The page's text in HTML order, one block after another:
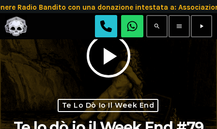
Bandito con una donazione intestata a:
search menu play_arrow
play_arrow
Te Lo Dò Io Il Week End